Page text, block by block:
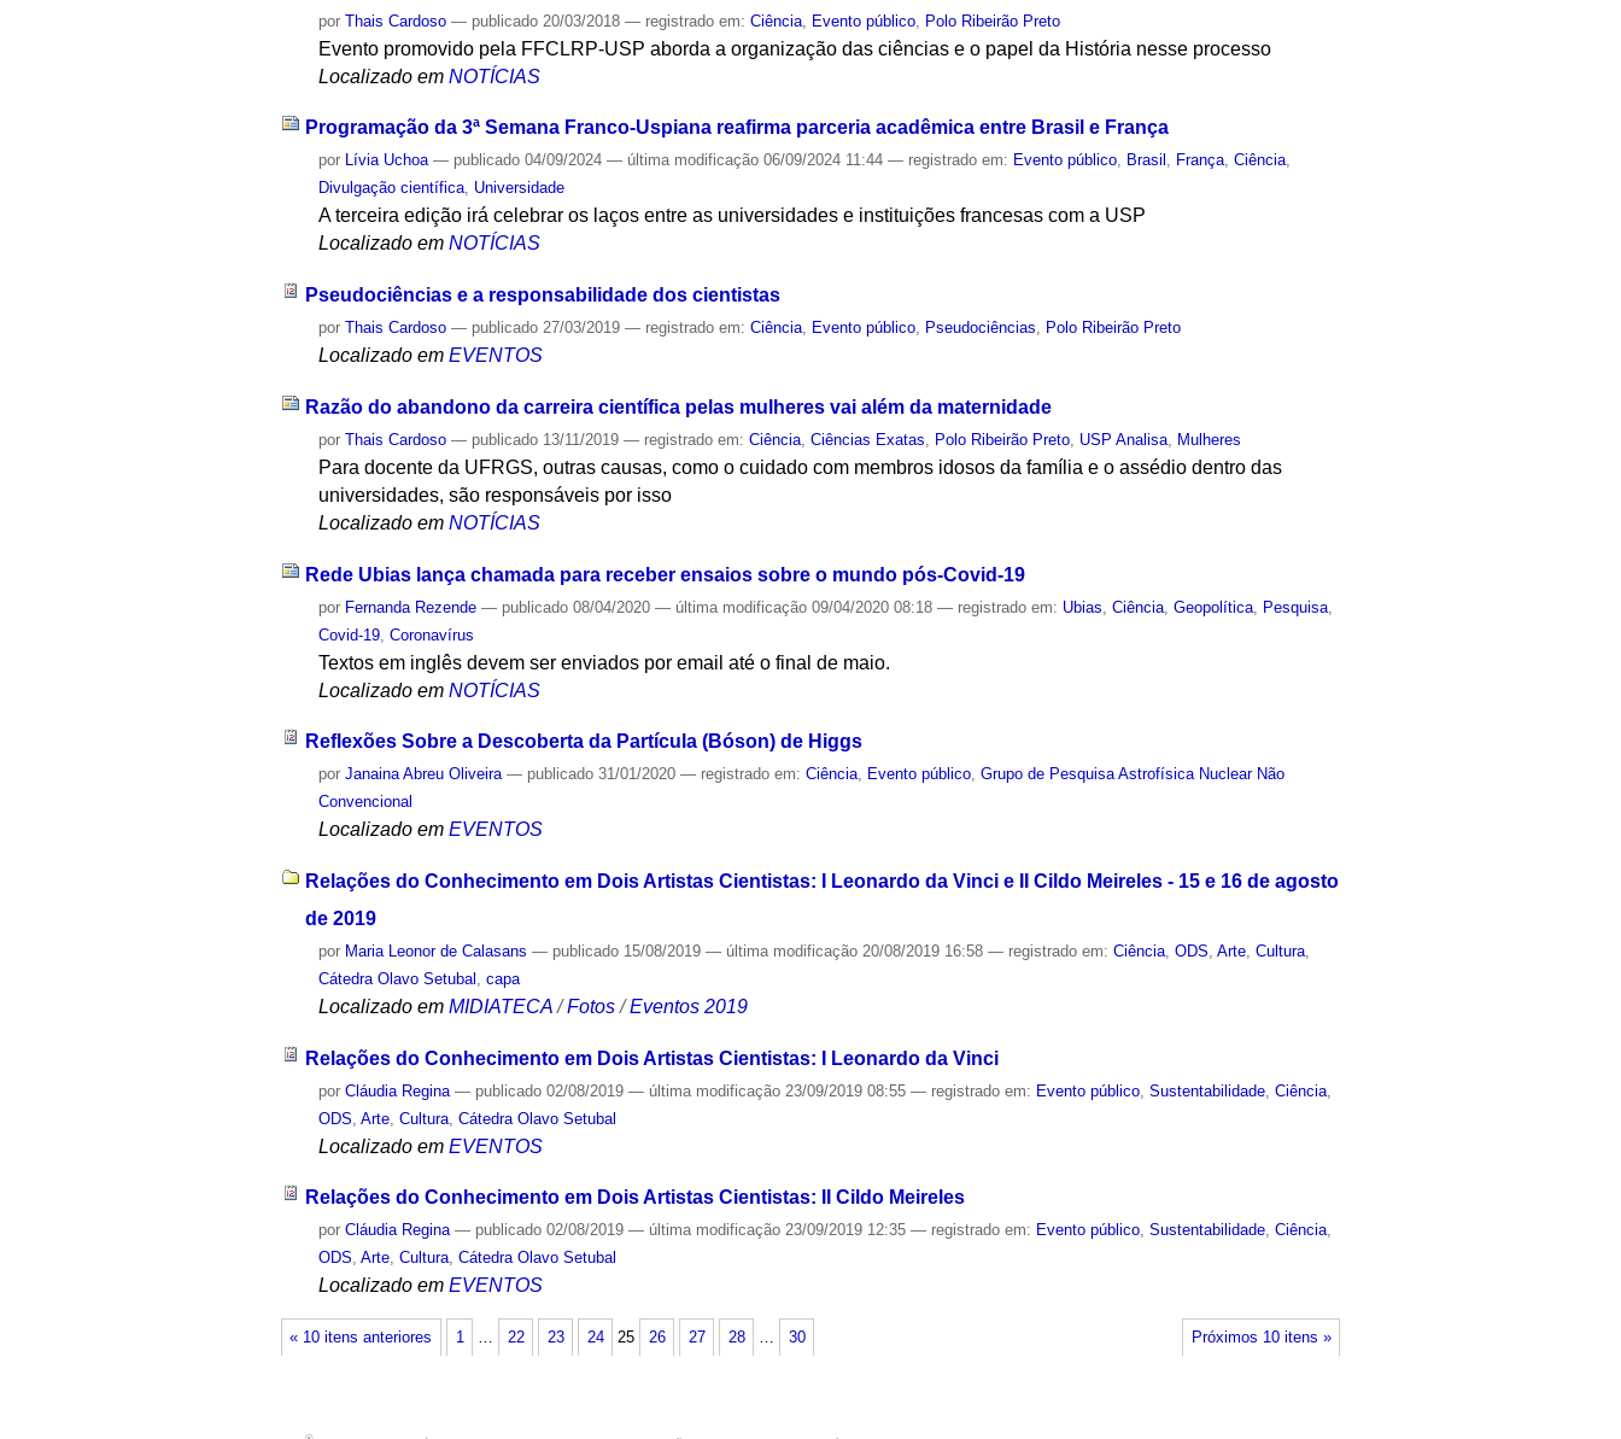
porThais Cardoso — publicado 20/03/2018— registrado em:Ciência Evento público Polo Ribeirão Preto
Evento promovido pela FFCLRP-USP aborda a organização das ciências e o papel da História nesse processo
Localizado em NOTÍCIAS
Programação da 3ª Semana Franco-Uspiana reafirma parceria acadêmica entre Brasil e França
por Lívia Uchoa— publicado 04/09/2024— última modificação 06/09/2024 11:44— registrado em: Evento público, Brasil , França,Ciência,
Divulgação científica, Universidade
A terceira edição irá celebrar os laços entre as universidades e instituições francesas com a USP
Localizado em NOTÍCIAS
Pseudociências e a responsabilidade dos cientistas
porThais Cardoso — publicado 27/03/2019— registrado em:Ciência, Evento público, Pseudociências, Polo Ribeirão Preto
Localizado em EVENTOS
Razão do abandono da carreira científica pelas mulheres vai além da maternidade
porThais Cardoso — publicado 13/11/2019— registrado em:Ciência ,Ciências Exatas Polo Ribeirão Preto USP Analisa Mulheres
Para docente da UFRGS, outras causas, como o cuidado com membros idosos da família e o assédio dentro das
universidades, são responsáveis por isso
Localizado em NOTÍCIAS
Rede Ubias lança chamada para receber ensaios sobre o mundo pós-Covid-19
por Fernanda Rezende — publicado 08/04/2020— última modificação 09/04/2020 08:18— registrado em: Ubias ,Ciência ,Geopolítica Pesquisa
Covid-19 ,Coronavírus
Textos em inglês devem ser enviados por email até o final de maio.
Localizado em NOTÍCIAS
Reflexões Sobre a Descoberta da Partícula (Bóson) de Higgs
porJanaina Abreu Oliveira — publicado 31/01/2020— registrado em:Ciência, Evento público,Grupo de Pesquisa Astrofísica Nuclear Não
Convencional
Localizado em EVENTOS
Relações do Conhecimento em Dois Artistas Cientistas: I Leonardo da Vinci e II Cildo Meireles - 15 e 16 de agosto
de 2019
por Maria Leonor de Calasans — publicado 15/08/2019— última modificação 20/08/2019 16:58— registrado em:Ciência ,ODS ,Arte ,Cultura
Cátedra Olavo Setubal
,capa
Localizado em MIDIATECA /Fotos /Eventos 2019
Relações do Conhecimento em Dois Artistas Cientistas: I Leonardo da Vinci
porCláudia Regina — publicado 02/08/2019— última modificação 23/09/2019 08:55— registrado em: Evento público ,Sustentabilidade ,Ciência
ODS ,Arte ,Cultura ,Cátedra Olavo Setubal
Localizado em EVENTOS
Relações do Conhecimento em Dois Artistas Cientistas: II Cildo Meireles
porCláudia Regina — publicado 02/08/2019— última modificação 23/09/2019 12:35— registrado em: Evento público,Sustentabilidade,Ciência,
ODS,Arte,Cultura,Cátedra Olavo Setubal
Localizado em EVENTOS
« 10 itens anteriores Próximos 10 itens »
1 22 23 24 25 26 27 28 30